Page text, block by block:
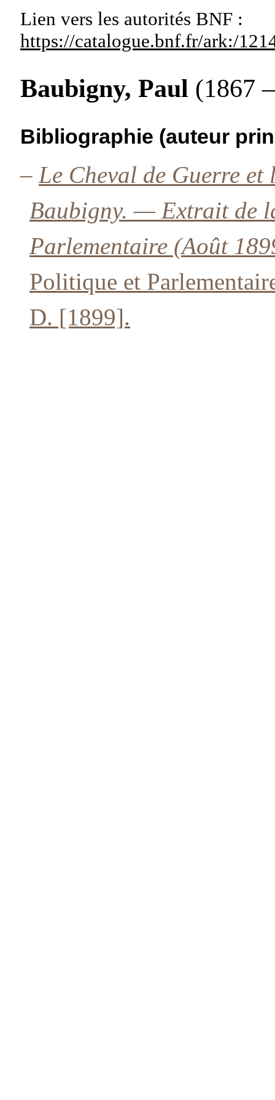
Lien vers les autorités BNF :
https://catalogue.bnf.fr/ark:/
Baubigny, Paul (1867
Bibliographie (auteur
– Le Cheval de Guerre
Baubigny. — Extrait de
Parlementaire (Août
Politique et
D. [1899].